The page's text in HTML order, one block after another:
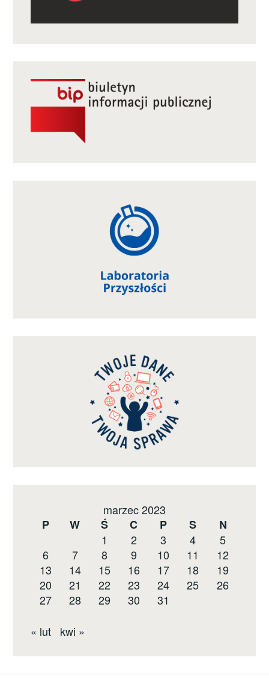
marzec 2023
P
W Ś C P S
N
1
2 3 4
5
6
7 8 9 10 11
12
13
14 15 16 17 18
19
20
21 22 23 24 25
26
27
28 29 30
31
« lut
kwi »